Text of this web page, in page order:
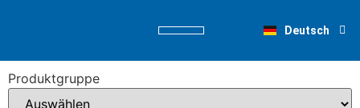
Deutsch
Nederlands
Produktgruppe